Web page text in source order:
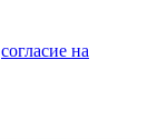
согласие на